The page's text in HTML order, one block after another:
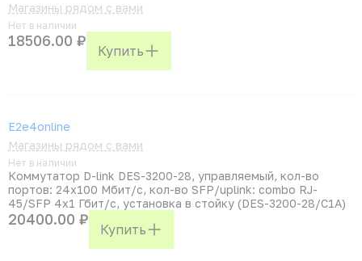
Магазины рядом с вами
Нет в наличии
18506.00 ₽
Купить
E2e4online
Магазины рядом с вами
Нет в наличии
Коммутатор D-link DES-3200-28, управляемый, кол-во
портов: 24x100 Мбит/с, кол-во SFP/uplink: combo RJ-
45/SFP 4x1 Гбит/с, установка в стойку (DES-3200-28/C1A)
20400.00 ₽
Купить